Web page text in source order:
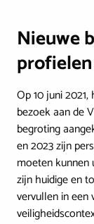
Nieuwe
profielen
Op 10 juni
bezoek aan de
begroting
en 2023 zijn
moeten kunnen
zijn huidige en
vervullen in een